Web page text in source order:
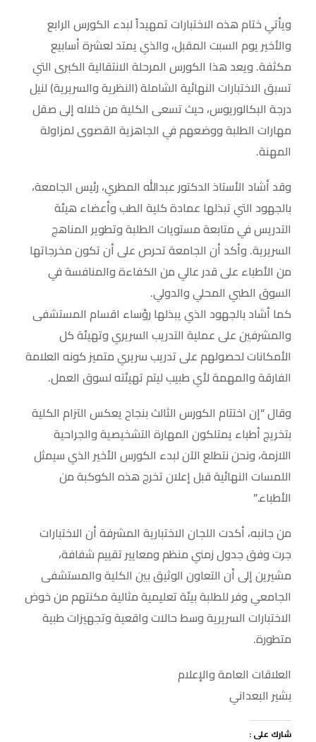
ويأتي ختام هذه الاختبارات تمهيداً لبدء الكورس الرابع
والأخير يوم السبت المقبل، والذي يمتد لعشرة أسابيع
مكثفة. ويعد هذا الكورس المرحلة الانتقالية الكبرى التي
تسبق الاختبارات النهائية الشاملة (النظرية والسريرية) لنيل
درجة البكالوريوس، حيث تسعى الكلية من خلاله إلى صقل
مهارات الطلبة ووضعهم في الجاهزية القصوى لمزاولة
المهنة.
وقد أشاد الأستاذ الدكتور عبدالله المطري، رئيس الجامعة،
بالجهود التي تبذلها عمادة كلية الطب وأعضاء هيئة
التدريس في متابعة مستويات الطلبة وتطوير المناهج
السريرية. وأكد أن الجامعة تحرص على أن تكون مخرجاتها
من الأطباء على قدر عالي من الكفاءة والمنافسة في
السوق الطبي المحلي والدولي.
كما أشاد بالجهود الذي يبذلها رؤساء اقسام المستشفى
والمشرفين على عملية التدريب السريري وتهيئة كل
الأمكانات لحصولهم على تدريب سريري متميز كونه العلامة
الفارقة والمهمة لأي طبيب ليتم تهيئته لسوق العمل.
وقال “إن اختتام الكورس الثالث بنجاح يعكس التزام الكلية
بتخريج أطباء يمتلكون المهارة التشخيصية والجراحية
اللازمة، ونحن نتطلع الآن لبدء الكورس الأخير الذي سيمثل
اللمسات النهائية قبل إعلان تخرج هذه الكوكبة من
الأطباء.”
من جانبه، أكدت اللجان الاختبارية المشرفة أن الاختبارات
جرت وفق جدول زمني منظم ومعايير تقييم شفافة،
مشيرين إلى أن التعاون الوثيق بين الكلية والمستشفى
الجامعي وفر للطلبة بيئة تعليمية مثالية مكنتهم من خوض
الاختبارات السريرية وسط حالات واقعية وتجهيزات طبية
متطورة.
العلاقات العامة والإعلام
بشير البعداني
شارك على :